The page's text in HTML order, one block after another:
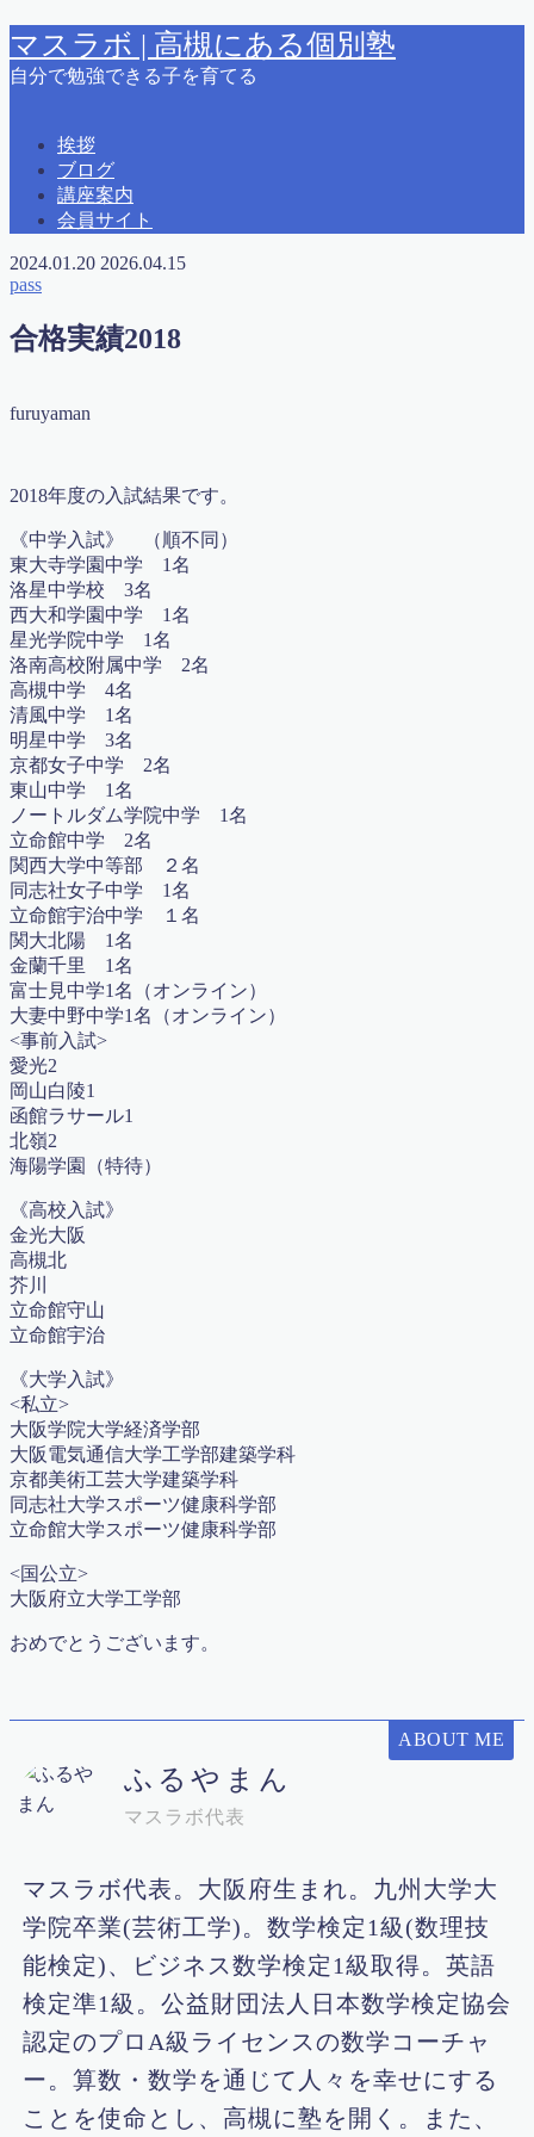
マスラボ | 高槻にある個別塾
自分で勉強できる子を育てる
2015夏期講習
2015春期講習
2016 夏期講習
2018春期講習
2021冬期学力テスト カリキュラム＆時間
かっこいい大人になるために
よくある質問
オンライン会員
コロナ感染拡大における対応 2020年5月17日更新
コース紹介2023
ゴールデンウィーク算数特訓講座（無料）
ディベート講座 〜 ようこそ！名越先生 〜
デモ(ふるやまんの説教部屋）
デモプリセット記事 Part06
デモプリセット記事 Part06
デモプリセット記事 Part13
トップページ
トップページ
ブリッジ×マスラボ2015特別授業講座
ブリッジとマスラボ特別授業開講2015
ブログ
プライバシーポリシー
プロフィール
マスラボ
マスラボ
マスラボ|自分で勉強ができるようになる塾
マスラボ×お菓子のアトリエ遊心
マスラボ×ブリッジの特別授業開講2016
マスラボ 合格への７ケ条
マスラボだからできる！土曜・日曜集中特訓講座
マスラボとは？
く
マスラボキッズ
マスラボキッズ 低学年から算数オリンピックメダリ
スト＆難関中合格を目指す
マスラボ城南校 新規オープンにあたって
マスラボ新聞
マスラボ本部
マスラボ本部 冬期講習2017
中学受験
中学受験
中学受験コース 一人一人が主役
中学受験算数カリキュラム
中学数学 図形の性質 二等辺三角形
仕事の数字とツボがぜったいに分かる本！出版記念講
演会資料
代表挨拶
代表挨拶 / Message from the Director
マスラボ
合格体験記 まとめ
合格実績2017
合格実績2018
合格実績2022
問い合わせ・教育相談
大学受験
子育て論
学力診断テスト実施 城南校＆真上校
定期テスト対策の案内2020年度
小学校6年算数 比の利用と逆比
教室紹介
教材（ハイレベル）
教材（プラスワン演習）
挨拶
ブログ
講座案内
会員サイト
2024.01.20 2026.04.15
pass
合格実績2018
furuyaman
2018年度の入試結果です。
《中学入試》 （順不同）
東大寺学園中学 1名
洛星中学校 3名
西大和学園中学 1名
星光学院中学 1名
洛南高校附属中学 2名
高槻中学 4名
清風中学 1名
明星中学 3名
京都女子中学 2名
東山中学 1名
ノートルダム学院中学 1名
立命館中学 2名
関西大学中等部 ２名
同志社女子中学 1名
立命館宇治中学 １名
関大北陽 1名
金蘭千里 1名
富士見中学1名（オンライン）
大妻中野中学1名（オンライン）
<事前入試>
愛光2
岡山白陵1
函館ラサール1
北嶺2
海陽学園（特待）
《高校入試》
金光大阪
高槻北
芥川
立命館守山
立命館宇治
《大学入試》
<私立>
大阪学院大学経済学部
大阪電気通信大学工学部建築学科
京都美術工芸大学建築学科
同志社大学スポーツ健康科学部
立命館大学スポーツ健康科学部
<国公立>
大阪府立大学工学部
おめでとうございます。
ABOUT ME
ふるやまん
マスラボ代表
マスラボ代表。大阪府生まれ。九州大学大
学院卒業(芸術工学)。数学検定1級(数理技
能検定)、ビジネス数学検定1級取得。英語
検定準1級。公益財団法人日本数学検定協会
認定のプロA級ライセンスの数学コーチャ
ー。算数・数学を通じて人々を幸せにする
ことを使命とし、高槻に塾を開く。また、